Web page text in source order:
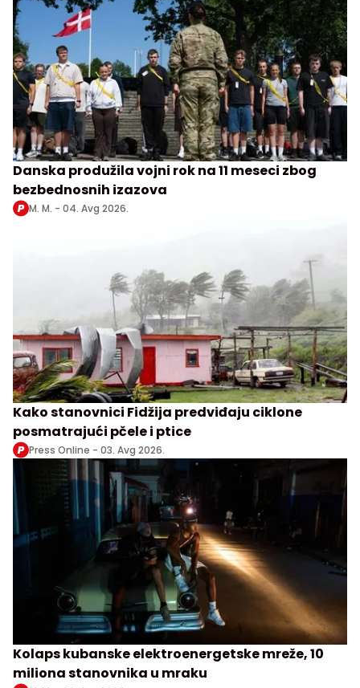
Danska produžila vojni rok na 11 meseci zbog
bezbednosnih izazova
M. M. - 04. Avg 2026.
Kako stanovnici Fidžija predviđaju ciklone
posmatrajući pčele i ptice
Press Online - 03. Avg 2026.
Kolaps kubanske elektroenergetske mreže, 10
miliona stanovnika u mraku